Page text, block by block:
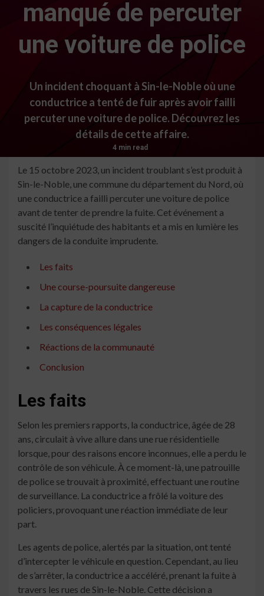
manqué de percuter
une voiture de police
Un incident choquant à Sin-le-Noble où une
conductrice a tenté de fuir après avoir failli
percuter une voiture de police. Découvrez les
détails de cette affaire.
4 min read
Le 15 octobre 2023, un incident troublant s’est produit à
Sin-le-Noble, une commune du département du Nord, où
une conductrice a failli percuter une voiture de police
avant de tenter de prendre la fuite. Cet événement a
suscité l’inquiétude des habitants et a mis en lumière les
dangers de la conduite imprudente.
Les faits
Une course-poursuite dangereuse
La capture de la conductrice
Les conséquences légales
Réactions de la communauté
Conclusion
Les faits
Selon les premiers rapports, la conductrice, âgée de 28
ans, circulait à vive allure dans une rue résidentielle
lorsque, pour des raisons encore inconnues, elle a perdu le
contrôle de son véhicule. À ce moment-là, une patrouille
de police se trouvait à proximité, effectuant une routine
de surveillance. La conductrice a frôlé la voiture des
policiers, provoquant une réaction immédiate de leur
part.
Les agents de police, alertés par la situation, ont tenté
d’intercepter le véhicule en question. Cependant, au lieu
de s’arrêter, la conductrice a accéléré, prenant la fuite à
travers les rues de Sin-le-Noble. Cette décision a